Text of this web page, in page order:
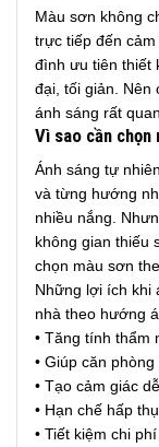
Màu sơn không
trực tiếp đến
đình ưu tiên thiết
đại, tối giản. Nên
ánh sáng rất
Vì sao cần chọn
Ánh sáng tự
và từng hướng
nhiều nắng.
không gian thiếu
chọn màu sơn
Những lợi ích khi
nhà theo hướng
• Tăng tính thẩm
• Giúp căn
• Tạo cảm giác
• Hạn chế hấp
• Tiết kiệm chi